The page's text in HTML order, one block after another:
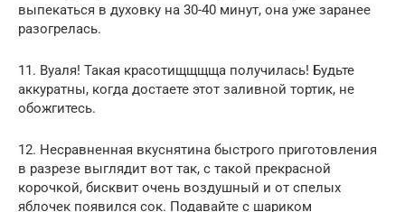
выпекаться в духовку на 30-40 минут, она уже заранее
разогрелась.
11. Вуаля! Такая красотищщщща получилась! Будьте
аккуратны, когда достаете этот заливной тортик, не
обожгитесь.
12. Несравненная вкуснятина быстрого приготовления
в разрезе выглядит вот так, с такой прекрасной
корочкой, бисквит очень воздушный и от спелых
яблочек появился сок. Подавайте с шариком